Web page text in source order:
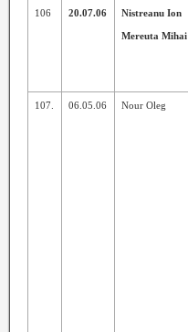
106 20.07.06 Nistreanu Ion
Mereuta Mihai
107. 06.05.06 Nour Oleg